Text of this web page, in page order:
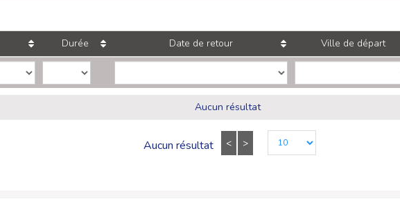
Durée Date de retour Ville de départ
Aucun résultat
Aucun résultat < >